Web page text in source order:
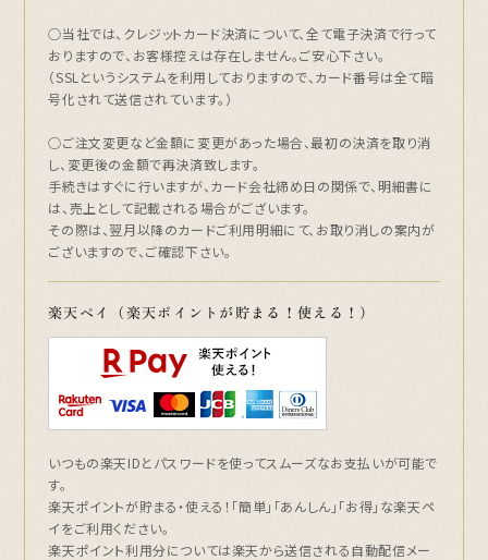
○当社では、クレジットカード決済について、全て電子決済で行って
おりますので、お客様控えは存在しません。ご安心下さい。
（SSLというシステムを利用しておりますので、カード番号は全て暗
号化されて送信されています。）
○ご注文変更など金額に変更があった場合、最初の決済を取り消
し、変更後の金額で再決済致します。
手続きはすぐに行いますが、カード会社締め日の関係で、明細書に
は、売上として記載される場合がございます。
その際は、翌月以降のカードご利用明細にて、お取り消しの案内が
ございますので、ご確認下さい。
楽天ペイ（楽天ポイントが貯まる！使える！）
いつもの楽天IDとパスワードを使ってスムーズなお支払いが可能で
す。
楽天ポイントが貯まる・使える！「簡単」「あんしん」「お得」な楽天ペ
イをご利用ください。
楽天ポイント利用分については楽天から送信される自動配信メー